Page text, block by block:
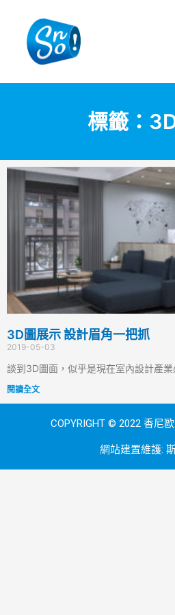
標籤：
3D圖展示 設計眉角一把抓
2019-05-03
談到3D圖面，似乎是現在室內設計產
閱讀全文
COPYRIGHT © 2022 香尼
網站建置維護: